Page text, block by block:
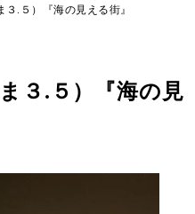
.５）『海の見える街』
３.５）『海の見